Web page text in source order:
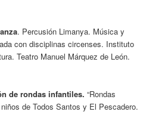
. Percusión Limanya. Música y
con disciplinas circenses. Instituto
Teatro Manuel Márquez de León.
de rondas infantiles. “Rondas
de Todos Santos y El Pescadero.